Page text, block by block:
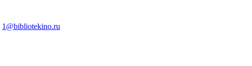
1@bibliotekino.ru